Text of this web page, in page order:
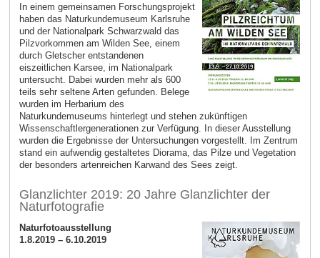
In einem gemeinsamen Forschungsprojekt
haben das Naturkundemuseum Karlsruhe
und der Nationalpark Schwarzwald das
Pilzvorkommen am Wilden See, einem
durch Gletscher entstandenen
eiszeitlichen Karsee, im Nationalpark
untersucht. Dabei wurden mehr als 600
teils sehr seltene Arten gefunden. Belege
wurden im Herbarium des
Naturkundemuseums hinterlegt und stehen zukünftigen
Wissenschaftlergenerationen zur Verfügung. In dieser Ausstellung
wurden die Ergebnisse der Untersuchungen vorgestellt. Im Zentrum
stand ein aufwendig gestaltetes Diorama, das Pilze und Vegetation
der besonders artenreichen Karwand des Sees zeigt.
Glanzlichter 2019: 20 Jahre Glanzlichter der
Naturfotografie
Naturfotoausstellung
1.8.2019 – 6.10.2019